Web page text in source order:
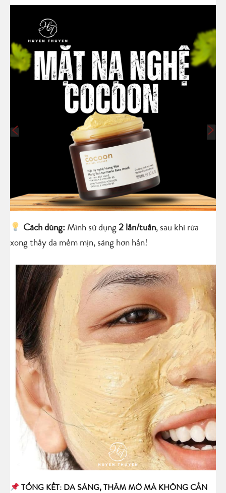
Cách dùng:Mình sử dụng 2 lần/tuần, sau khi rửa
xong thấy da mềm mịn, sáng hơn hẳn!
TỔNG KẾT: DA SÁNG, THÂM MỜ MÀ KHÔNG CẦN